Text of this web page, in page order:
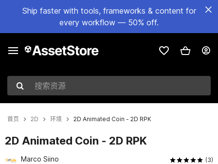
Ship faster with tools, frameworks & content for
every workflow — 50% off.
搜索资源
首页 2D 环境 2D Animated Coin - 2D RPK
2D Animated Coin - 2D RPK
Marco Siino (3)